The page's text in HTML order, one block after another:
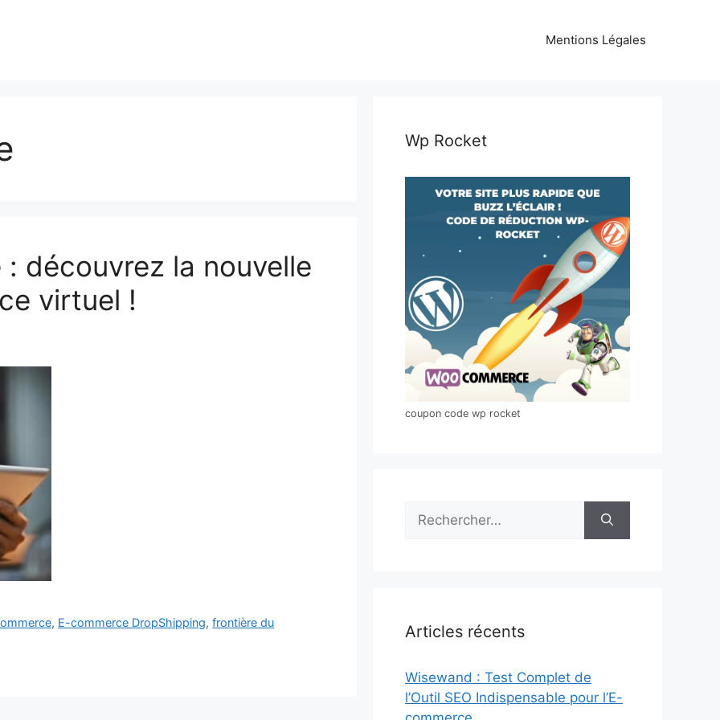
Mentions Légales
découvrez la nouvelle
virtuel !
, E-commerce DropShipping,frontière du
Wp Rocket
coupon code wp rocket
Rechercher :
Articles récents
Wisewand : Test Complet de
l’Outil SEO Indispensable pour l’E-